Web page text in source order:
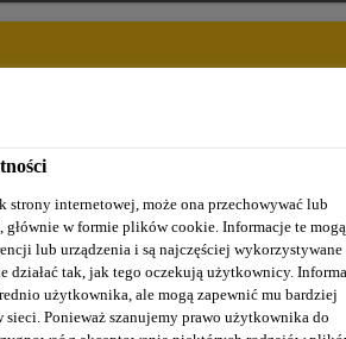
internetowej, może ona przechowywać lub
w formie plików cookie. Informacje te mogą
lub urządzenia i są najczęściej wykorzystywane
działać tak, jak tego oczekują użytkownicy.
użytkownika, ale mogą zapewnić mu bardziej
sieci. Ponieważ szanujemy prawo użytkownika do